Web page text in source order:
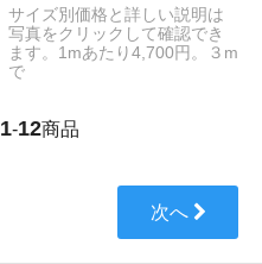
サイズ別価格と詳しい説明は
写真をクリックして確認でき
ます。1mあたり4,700円。３m
で
1-12商品
次へ